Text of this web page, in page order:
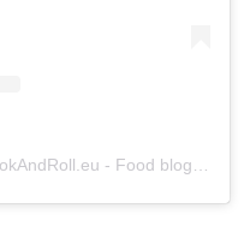
Une publication partagée par CookAndRoll.eu - Food blog (@gregcookandroll)